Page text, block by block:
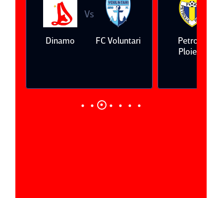
Petrolul
Vs
Oţelul Galaţi
Universitatea
Craiova